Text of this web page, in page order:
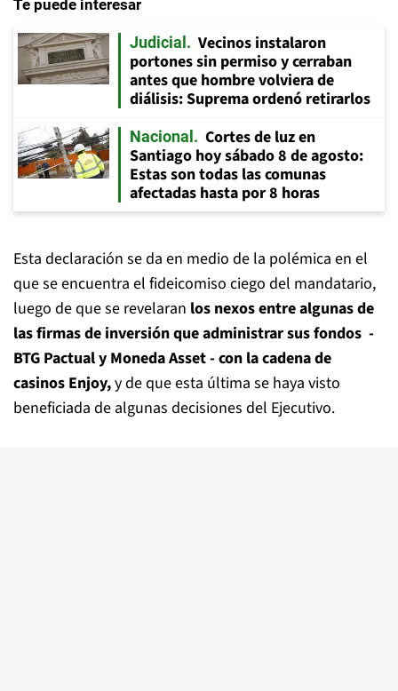
Te puede interesar
Judicial
Vecinos instalaron
portones sin permiso y cerraban
antes que hombre volviera de
diálisis: Suprema ordenó retirarlos
Nacional
Cortes de luz en
Santiago hoy sábado 8 de agosto:
Estas son todas las comunas
afectadas hasta por 8 horas
Esta declaración se da en medio de la polémica en el
que se encuentra el fideicomiso ciego del mandatario,
luego de que se revelaran los nexos entre algunas de
las firmas de inversión que administrar sus fondos -
BTG Pactual y Moneda Asset - con la cadena de
casinos Enjoy,y de que esta última se haya visto
beneficiada de algunas decisiones del Ejecutivo.